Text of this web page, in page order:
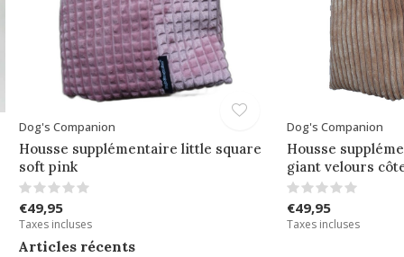
Dog's Companion
Housse supplémentaire little square
soft pink
€49,95
Taxes incluses
Dog's Companion
Housse
giant velours
€49,95
Taxes incluses
Articles récents